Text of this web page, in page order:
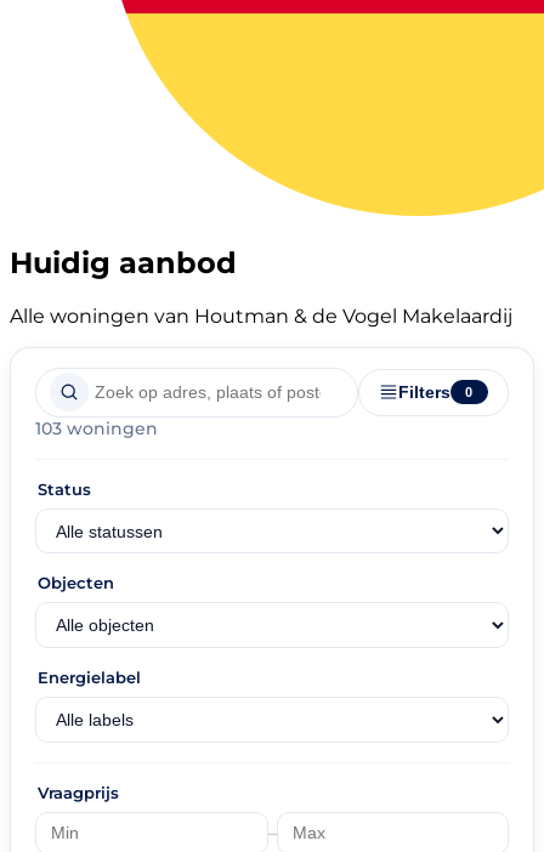
Huidig aanbod
Alle woningen van Houtman & de Vogel Makelaardij
Filters 0
103 woningen
Status
Objecten
Energielabel
Vraagprijs
–